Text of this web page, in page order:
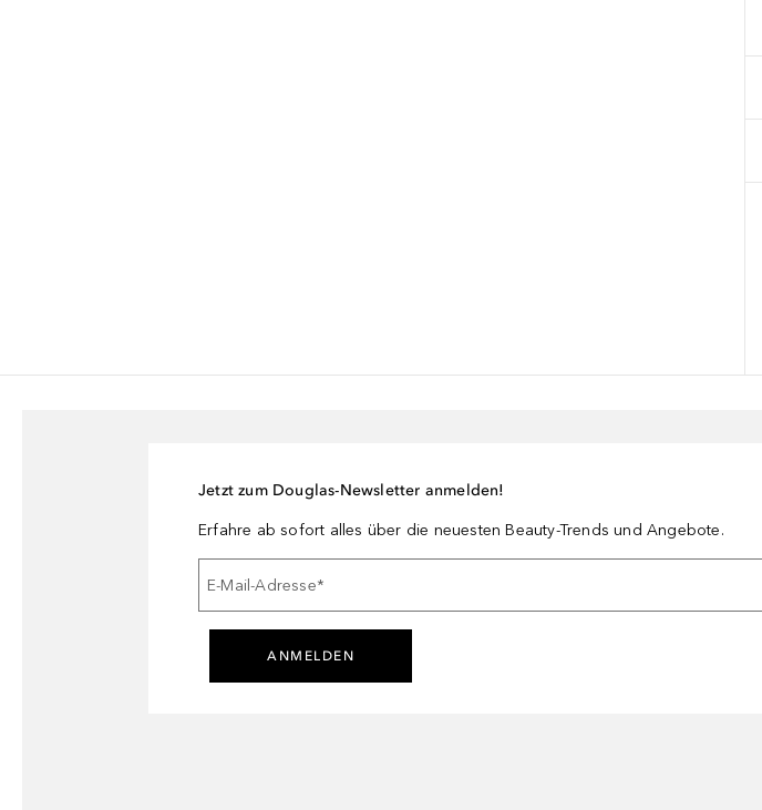
Jetzt zum Douglas-Newsletter anmelden!
Erfahre ab sofort alles über die neuesten Beauty-Trends und Angebote.
E-Mail-Adresse*
ANMELDEN